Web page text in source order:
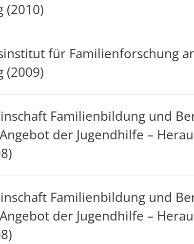
(2010)
für Familienforschung
(2009)
Familienbildung und
der Jugendhilfe –
Familienbildung und
der Jugendhilfe –